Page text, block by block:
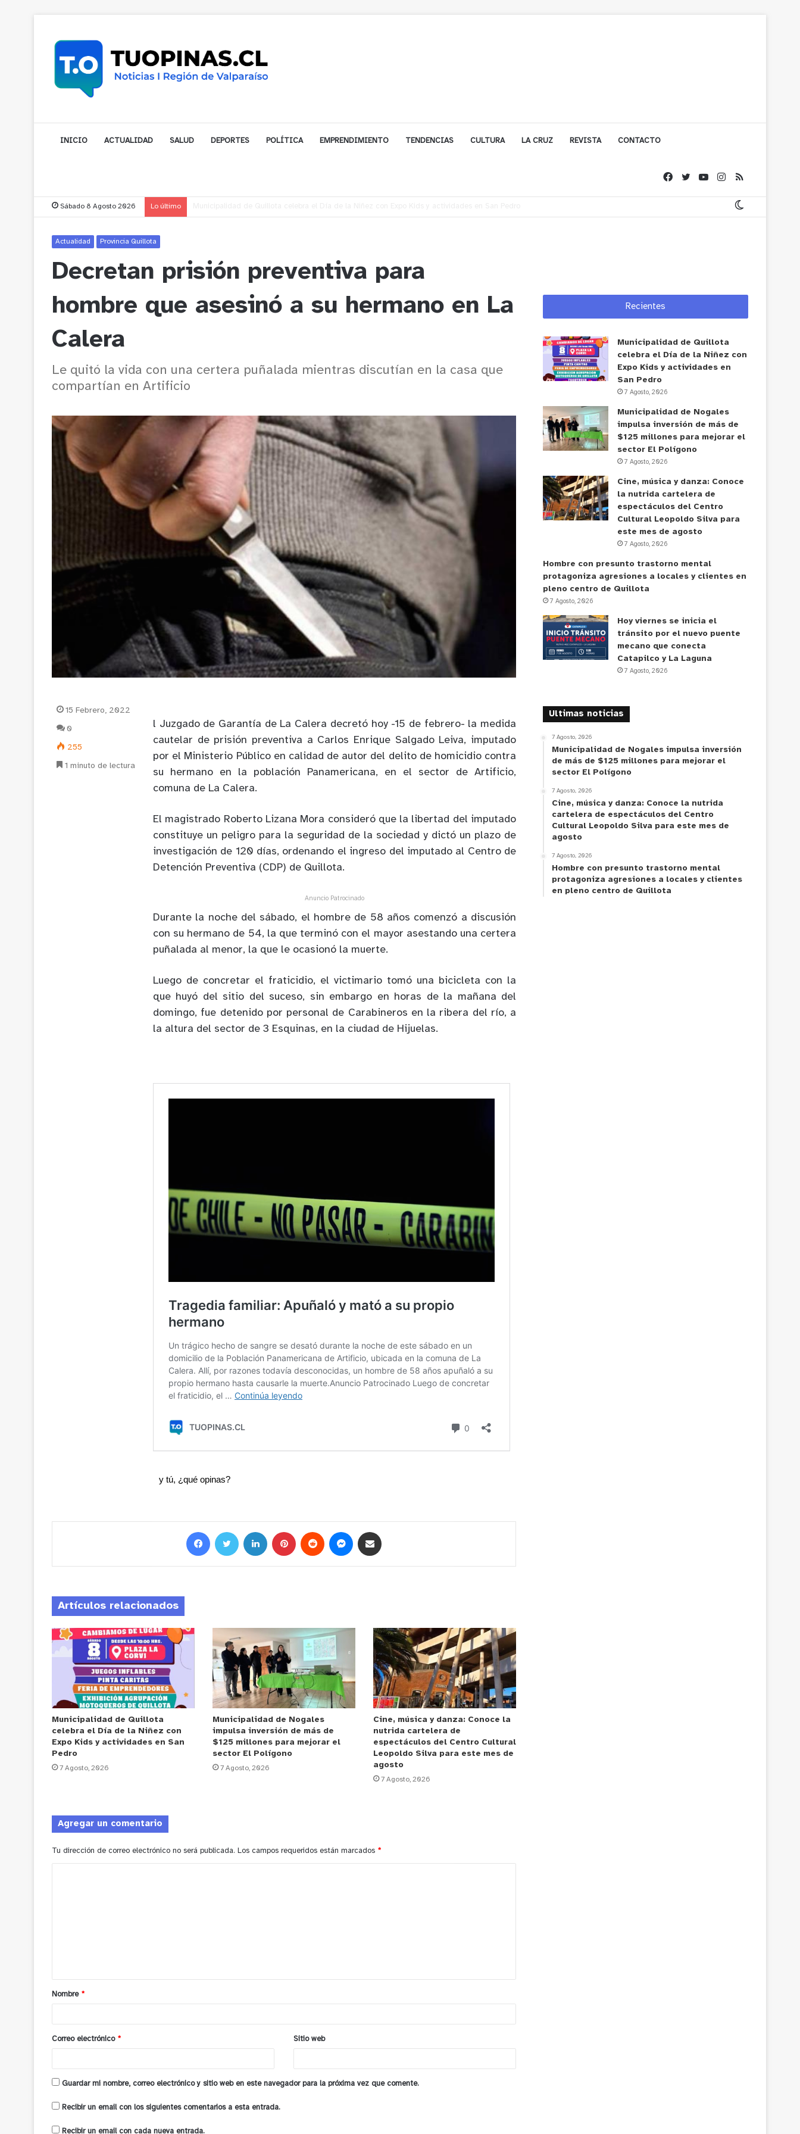
INICIO ACTUALIDAD SALUD DEPORTES POLÍTICA EMPRENDIMIENTO TENDENCIAS CULTURA LA CRUZ REVISTA CONTACTO
Sábado 8 Agosto 2026 Lo último
Actualidad Provincia Quillota
Decretan prisión preventiva para
hombre que asesinó a su hermano en La
Calera
Le quitó la vida con una certera puñalada mientras discutían en la casa que
compartían en Artificio
l Juzgado de Garantía de La Calera decretó hoy -15 de febrero- la medida
cautelar de prisión preventiva a Carlos Enrique Salgado Leiva, imputado
por el Ministerio Público en calidad de autor del delito de homicidio contra
su hermano en la población Panamericana, en el sector de Artificio,
comuna de La Calera.
El magistrado Roberto Lizana Mora consideró que la libertad del imputado
constituye un peligro para la seguridad de la sociedad y dictó un plazo de
investigación de 120 días, ordenando el ingreso del imputado al Centro de
Detención Preventiva (CDP) de Quillota.
Anuncio Patrocinado
Durante la noche del sábado, el hombre de 58 años comenzó a discusión
con su hermano de 54, la que terminó con el mayor asestando una certera
puñalada al menor, la que le ocasionó la muerte.
Luego de concretar el fraticidio, el victimario tomó una bicicleta con la
que huyó del sitio del suceso, sin embargo en horas de la mañana del
domingo, fue detenido por personal de Carabineros en la ribera del río, a
la altura del sector de 3 Esquinas, en la ciudad de Hijuelas.
y tú, ¿qué opinas?
15 Febrero, 2022
0
255
1 minuto de lectura
Artículos relacionados
Municipalidad de Quillota
celebra el Día de la Niñez con
Expo Kids y actividades en San
Pedro
7 Agosto, 2026
Municipalidad de Nogales
impulsa inversión de más de
$125 millones para mejorar el
sector El Polígono
7 Agosto, 2026
Cine, música y danza: Conoce la
nutrida cartelera de
espectáculos del Centro Cultural
Leopoldo Silva para este mes de
agosto
7 Agosto, 2026
Agregar un comentario
Tu dirección de correo electrónico no será publicada. Los campos requeridos están marcados *
a
r
*
Nombre *
Correo electrónico * Sitio web
Guardar mi nombre, correo electrónico y sitio web en este navegador para la próxima vez que comente.
Recibir un email con los siguientes comentarios a esta entrada.
Recibir un email con cada nueva entrada.
Recientes
Municipalidad de Quillota
celebra el Día de la Niñez con
Expo Kids y actividades en
San Pedro
7 Agosto, 2026
Municipalidad de Nogales
impulsa inversión de más de
$125 millones para mejorar el
sector El Polígono
7 Agosto, 2026
Cine, música y danza: Conoce
la nutrida cartelera de
espectáculos del Centro
Cultural Leopoldo Silva para
este mes de agosto
7 Agosto, 2026
Hombre con presunto trastorno mental
protagoniza agresiones a locales y clientes en
pleno centro de Quillota
7 Agosto, 2026
Hoy viernes se inicia el
tránsito por el nuevo puente
mecano que conecta
Catapilco y La Laguna
7 Agosto, 2026
Ultimas noticias
7 Agosto, 2026
Municipalidad de Nogales impulsa inversión
de más de $125 millones para mejorar el
sector El Polígono
7 Agosto, 2026
Cine, música y danza: Conoce la nutrida
cartelera de espectáculos del Centro
Cultural Leopoldo Silva para este mes de
agosto
7 Agosto, 2026
Hombre con presunto trastorno mental
protagoniza agresiones a locales y clientes
en pleno centro de Quillota